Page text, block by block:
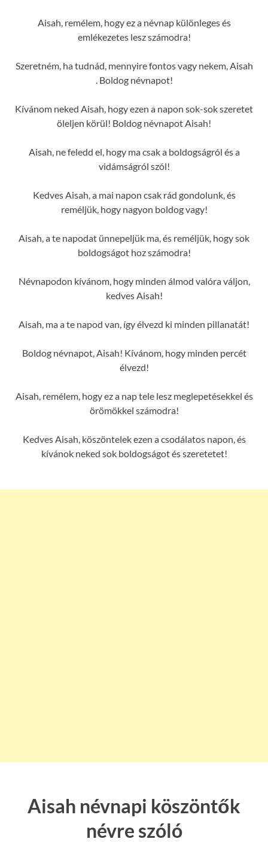
Aisah, remélem, hogy ez a névnap különleges és
emlékezetes lesz számodra!
Szeretném, ha tudnád, mennyire fontos vagy nekem, Aisah
. Boldog névnapot!
Kívánom neked Aisah, hogy ezen a napon sok-sok szeretet
öleljen körül! Boldog névnapot Aisah!
Aisah, ne feledd el, hogy ma csak a boldogságról és a
vidámságról szól!
Kedves Aisah, a mai napon csak rád gondolunk, és
reméljük, hogy nagyon boldog vagy!
Aisah, a te napodat ünnepeljük ma, és reméljük, hogy sok
boldogságot hoz számodra!
Névnapodon kívánom, hogy minden álmod valóra váljon,
kedves Aisah!
Aisah, ma a te napod van, így élvezd ki minden pillanatát!
Boldog névnapot, Aisah! Kívánom, hogy minden percét
élvezd!
Aisah, remélem, hogy ez a nap tele lesz meglepetésekkel és
örömökkel számodra!
Kedves Aisah, köszöntelek ezen a csodálatos napon, és
kívánok neked sok boldogságot és szeretetet!
Aisah névnapi köszöntők
névre szóló